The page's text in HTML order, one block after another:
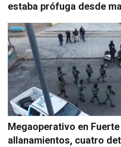
estaba prófuga desde
Megaoperativo en
allanamientos, cuatro